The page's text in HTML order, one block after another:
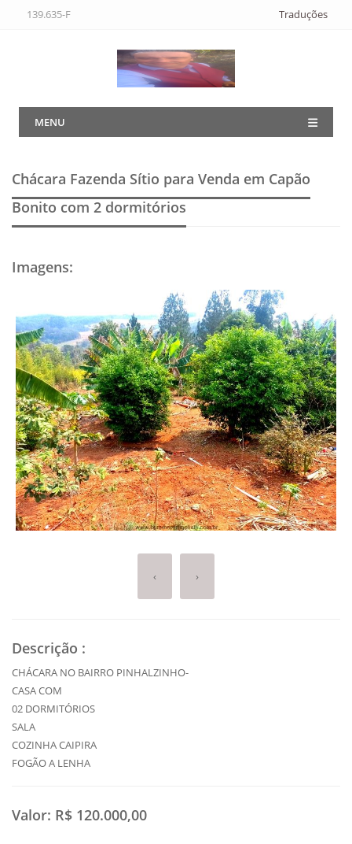
139.635-F Traduções
MENU
Chácara Fazenda Sítio para Venda em Capão
Bonito com 2 dormitórios
Imagens:
‹ ›
Descrição :
CHÁCARA NO BAIRRO PINHALZINHO-
CASA COM
02 DORMITÓRIOS
SALA
COZINHA CAIPIRA
FOGÃO A LENHA
Valor: R$ 120.000,00